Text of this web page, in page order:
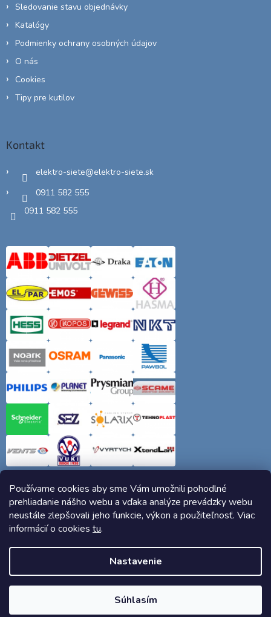
Používame cookies aby sme Vám umožnili pohodlné
prehliadanie nášho webu a vďaka analýze prevádzky webu
neustále zlepšovali jeho funkcie, výkon a použiteľnosť. Viac
informácií o cookies tu.
Nastavenie
Súhlasím
Sledovanie stavu objednávky
Katalógy
Podmienky ochrany osobných údajov
O nás
Cookies
Tipy pre kutilov
Kontakt
elektro-siete@elektro-siete.sk
0911 582 555
0911 582 555
Copyright 2026Elektro-siete.sk. Všetky práva vyhradené.
Vytvoril Shoptet